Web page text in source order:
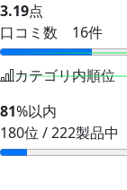
3.19点
口コミ数 16件
カテゴリ内順位
81%以内
180位 / 222製品中